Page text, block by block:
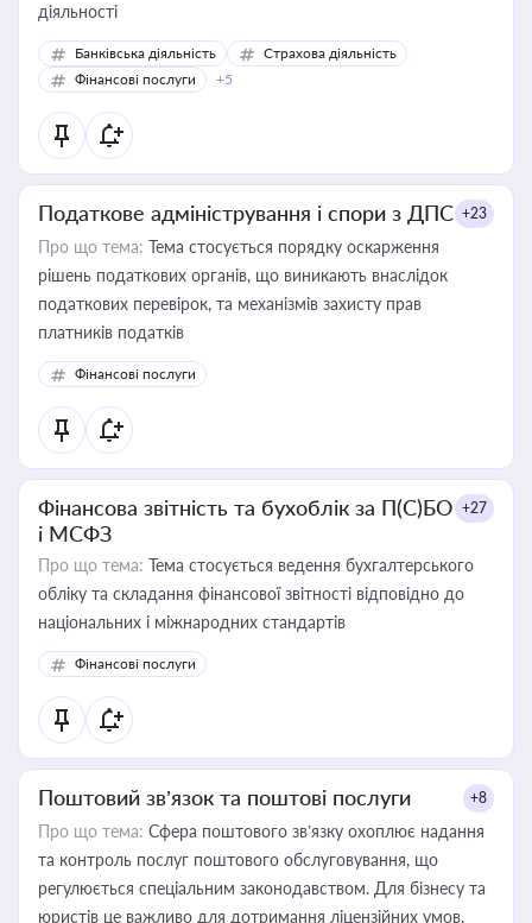
діяльності
Банківська діяльність
Страхова діяльність
Фінансові послуги
+5
Податкове адміністрування і спори з ДПС +23
Про що тема: Тема стосується порядку оскарження
рішень податкових органів, що виникають внаслідок
податкових перевірок, та механізмів захисту прав
платників податків
Фінансові послуги
Фінансова звітність та бухоблік за П(С)БО
і МСФЗ
+27
Про що тема: Тема стосується ведення бухгалтерського
обліку та складання фінансової звітності відповідно до
національних і міжнародних стандартів
Фінансові послуги
Поштовий зв’язок та поштові послуги +8
Про що тема: Сфера поштового зв’язку охоплює надання
та контроль послуг поштового обслуговування, що
регулюється спеціальним законодавством. Для бізнесу та
юристів це важливо для дотримання ліцензійних умов,